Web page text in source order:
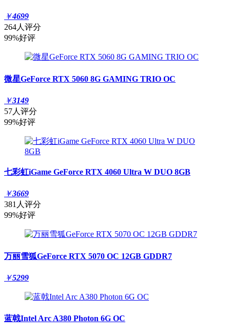
￥4699
264人评分
99%好评
微星GeForce RTX 5060 8G GAMING TRIO OC
￥3149
57人评分
99%好评
七彩虹iGame GeForce RTX 4060 Ultra W DUO 8GB
￥3669
381人评分
99%好评
万丽雪狐GeForce RTX 5070 OC 12GB GDDR7
￥5299
蓝戟Intel Arc A380 Photon 6G OC